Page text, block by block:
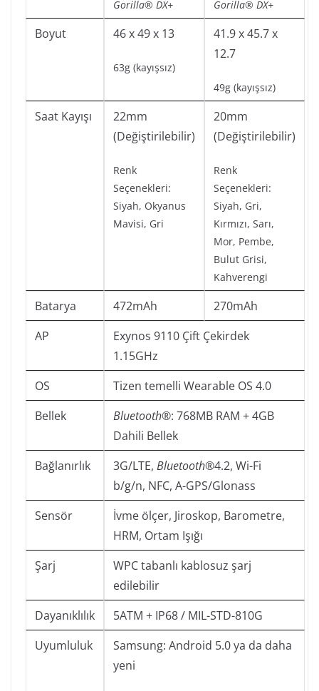
Gorilla® DX+
Gorilla® DX+
Boyut 46 x 49 x 13
63g (kayışsız)
41.9 x 45.7 x
12.7
49g (kayışsız)
Saat Kayışı
22mm
(Değiştirilebilir)
Renk
Seçenekleri:
Siyah, Okyanus
Mavisi, Gri
20mm
(Değiştirilebilir)
Renk
Seçenekleri:
Siyah, Gri,
Kırmızı, Sarı,
Mor, Pembe,
Bulut Grisi,
Kahverengi
Batarya 472mAh
270mAh
AP
Exynos 9110 Çift Çekirdek
1.15GHz
OS
Tizen temelli Wearable OS 4.0
Bellek
Bluetooth®: 768MB RAM + 4GB
Dahili Bellek
Bağlanırlık
3G/LTE, Bluetooth®4.2, Wi-Fi
b/g/n, NFC, A-GPS/Glonass
Sensör
İvme ölçer, Jiroskop, Barometre,
HRM, Ortam Işığı
Şarj
WPC tabanlı kablosuz şarj
edilebilir
Dayanıklılık
5ATM + IP68 / MIL-STD-810G
Uyumluluk
Samsung: Android 5.0 ya da daha
yeni